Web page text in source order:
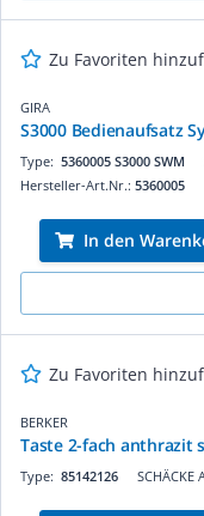
Zu Favoriten
GIRA
S3000 Bedienaufsatz
Type: 5360005 S3000 SWM
Hersteller-Art.Nr.: 5360005
In den
Zu Favoriten
BERKER
Taste 2-fach anthrazit
SCHÄCKE
Type: 85142126